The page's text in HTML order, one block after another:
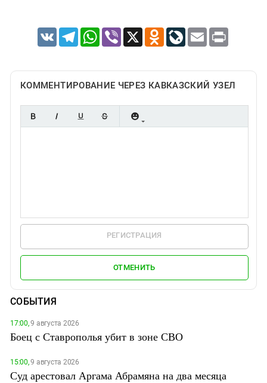
VK TelegramWhatsApp
Viber X Odnoklassniki
LiveJournal
Email Print
КОММЕНТИРОВАНИЕ ЧЕРЕЗ КАВКАЗСКИЙ УЗЕЛ
РЕГИСТРАЦИЯ
ОТМЕНИТЬ
СОБЫТИЯ
17:00,9 августа 2026
Боец с Ставрополья убит в зоне СВО
15:00,9 августа 2026
Суд арестовал Аргама Абрамяна на два месяца